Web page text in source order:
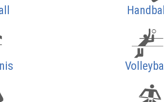
Handball
Volleyball